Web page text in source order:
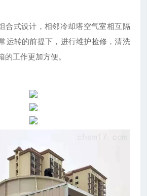
合式设计，相邻冷却塔空气室相互隔
运转的前提下，进行维护捡修，清洗
的工作更加方便。